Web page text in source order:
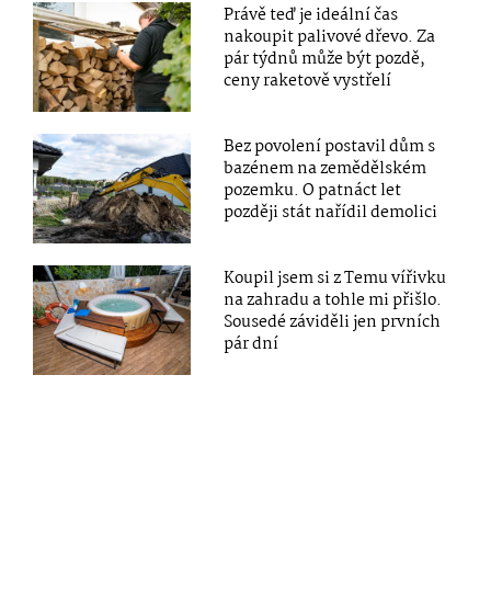
Právě teď je ideální čas
nakoupit palivové dřevo. Za
pár týdnů může být pozdě,
ceny raketově vystřelí
Bez povolení postavil dům s
bazénem na zemědělském
pozemku. O patnáct let
později stát nařídil demolici
Koupil jsem si z Temu vířivku
na zahradu a tohle mi přišlo.
Sousedé záviděli jen prvních
pár dní